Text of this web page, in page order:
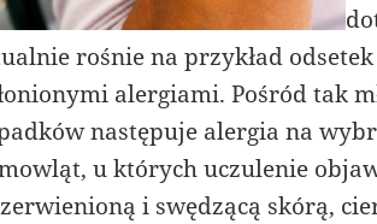
rośnie na przykład
alergiami. Pośród tak
następuje alergia na
u których uczulenie
i swędzącą skórą,